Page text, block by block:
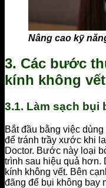
Nâng cao kỹ
3. Các bước
kính không
3.1. Làm sạch bụi
Bắt đầu bằng việc
để tránh trầy xước khi
Doctor. Bước này loại
trình sau hiệu quả hơn.
kính không vết. Bên
đãng để bụi không bay